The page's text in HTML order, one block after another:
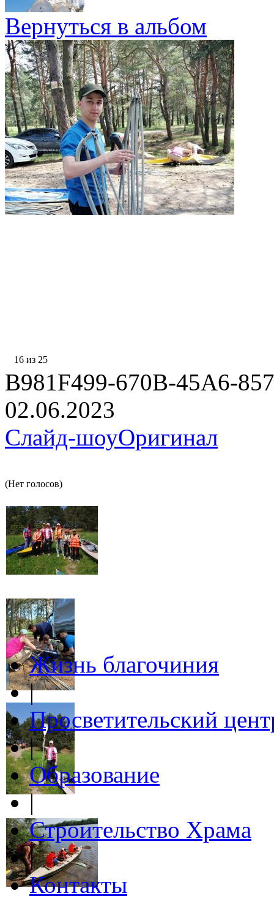
Вернуться в альбом
16 из 25
B981F499-670B-45A6-
02.06.2023
Слайд-шоуОригинал
(Нет голосов)
Жизнь благочиния
|
Просветительский
|
Образование
|
Строительство Храма
|
Контакты